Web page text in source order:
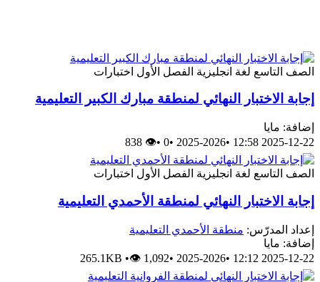
الصف التاسع لغة انجليزية الفصل الأول اختبارات
إجابة الاختبار النهائي لمنطقة مبارك الكبير التعليمية
إضافة: مايا
2025-12-22 12:58
•
2025-2026
•
0
•
👁 838
الصف التاسع لغة انجليزية الفصل الأول اختبارات
إجابة الاختبار النهائي لمنطقة الأحمدي التعليمية
إعداد المدرّس: منطقة الأحمدي التعليمية
إضافة: مايا
2025-12-22 12:12
•
2025-2026
•
265.1KB •👁 1,092